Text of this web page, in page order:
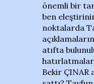
önemli bir
ben
noktalarda
atıfta
Bekir ÇINAR